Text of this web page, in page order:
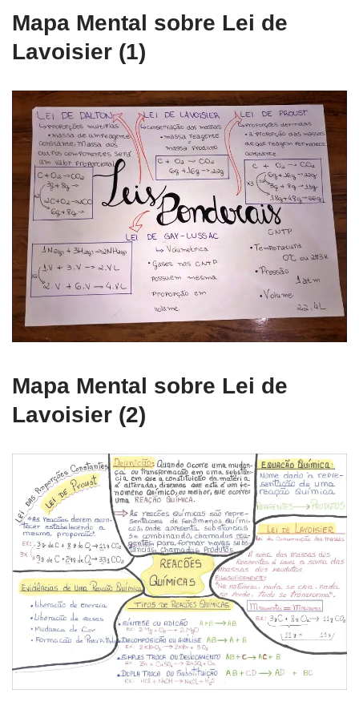
Mapa Mental sobre Lei de
Lavoisier (1)
Mapa Mental sobre Lei de
Lavoisier (2)